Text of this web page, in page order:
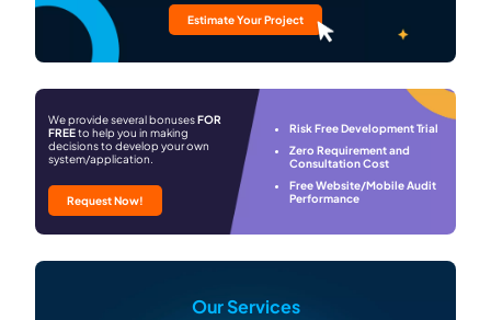
Estimate Your Project
We provide several bonusesFOR
FREEto help you in making
decisions to develop your own
system/application.
Request Now!
Risk Free Development Trial
Zero Requirement and
Consultation Cost
Free Website/Mobile Audit
Performance
Our Services